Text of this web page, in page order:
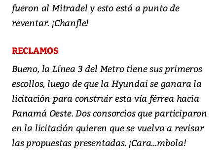
fueron al Mitradel y esto está a punto de
reventar. ¡Chanfle!
RECLAMOS
Bueno, la Línea 3 del Metro tiene sus primeros
escollos, luego de que la Hyundai se ganara la
licitación para construir esta vía férrea hacia
Panamá Oeste. Dos consorcios que participaron
en la licitación quieren que se vuelva a revisar
las propuestas presentadas. ¡Cara...mbola!